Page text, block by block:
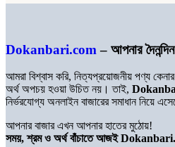
Dokanbari.com – আপনার
আমরা বিশ্বাস করি, নিত্যপ্রয়োজনীয় পণ্য
অর্থ অপচয় হওয়া উচিত নয়। তাই,
নির্ভরযোগ্য অনলাইন বাজারের সমাধান নিয়ে
আপনার বাজার এখন আপনার হাতের মুঠোয়!
সময়, শ্রম ও অর্থ বাঁচাতে আজই